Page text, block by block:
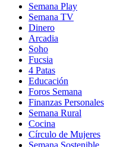
Semana Play
Semana TV
Dinero
Arcadia
Soho
in
new
window
Fucsia
in
new
window
4 Patas
Educación
Foros Semana
Finanzas Personales
Semana Rural
Cocina
Círculo de Mujeres
Semana Sostenible